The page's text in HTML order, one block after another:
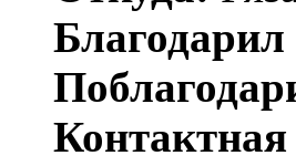
Благодарил